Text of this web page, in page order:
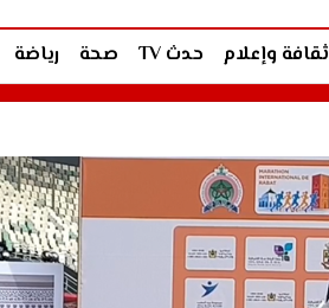
ثقافة وإعلام حدث TV صحة رياضة